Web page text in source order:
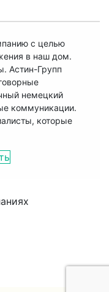
с целью
в наш дом.
Астин-Групп
немецкий
коммуникации.
которые